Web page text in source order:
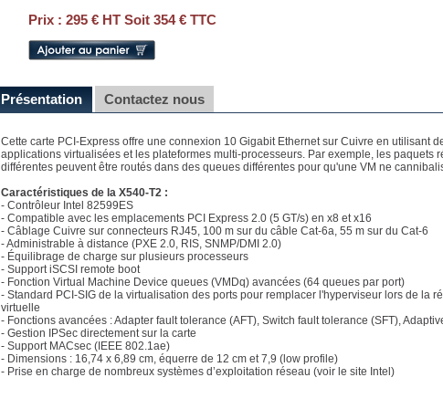
Prix : 295 € HT Soit 354 € TTC
Présentation Contactez nous
Cette carte PCI-Express offre une connexion 10 Gigabit Ethernet sur Cuivre en utilisant
applications virtualisées et les plateformes multi-processeurs. Par exemple, les paquets
différentes peuvent être routés dans des queues différentes pour qu'une VM ne
Caractéristiques de la X540-T2 :
- Contrôleur Intel 82599ES
- Compatible avec les emplacements PCI Express 2.0 (5 GT/s) en x8 et x16
- Câblage Cuivre sur connecteurs RJ45, 100 m sur du câble Cat-6a, 55 m sur du Cat-6
- Administrable à distance (PXE 2.0, RIS, SNMP/DMI 2.0)
- Équilibrage de charge sur plusieurs processeurs
- Support iSCSI remote boot
- Fonction Virtual Machine Device queues (VMDq) avancées (64 queues par port)
- Standard PCI-SIG de la virtualisation des ports pour remplacer l'hyperviseur lors de la
virtuelle
- Fonctions avancées : Adapter fault tolerance (AFT), Switch fault tolerance (SFT),
- Gestion IPSec directement sur la carte
- Support MACsec (IEEE 802.1ae)
- Dimensions : 16,74 x 6,89 cm, équerre de 12 cm et 7,9 (low profile)
- Prise en charge de nombreux systèmes d’exploitation réseau (voir le site Intel)